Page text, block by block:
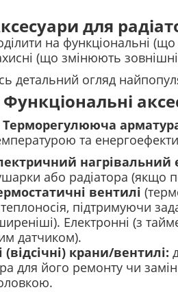
для
на функціональні
(що змінюють
детальний огляд
Функціональні
Терморегулююча
та
нагрівальний
або радіатора (якщо
вентилі
підтримуючи
Електронні (з
датчиком).
(відсічні) крани/вентилі:
для його ремонту чи